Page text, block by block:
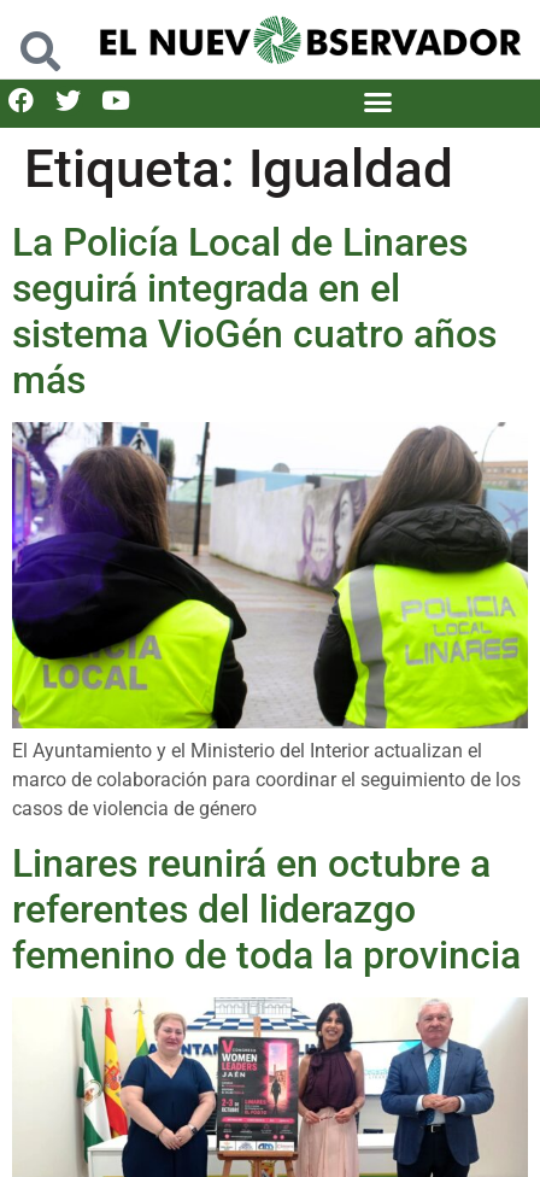
Etiqueta: Igualdad
La Policía Local de Linares
seguirá integrada en el
sistema VioGén cuatro años
más
El Ayuntamiento y el Ministerio del Interior actualizan el
marco de colaboración para coordinar el seguimiento de los
casos de violencia de género
Linares reunirá en octubre a
referentes del liderazgo
femenino de toda la provincia